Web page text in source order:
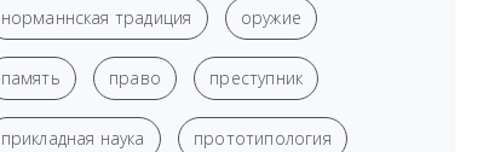
норманнская традиция оружие
память право преступник
прикладная наука прототипология